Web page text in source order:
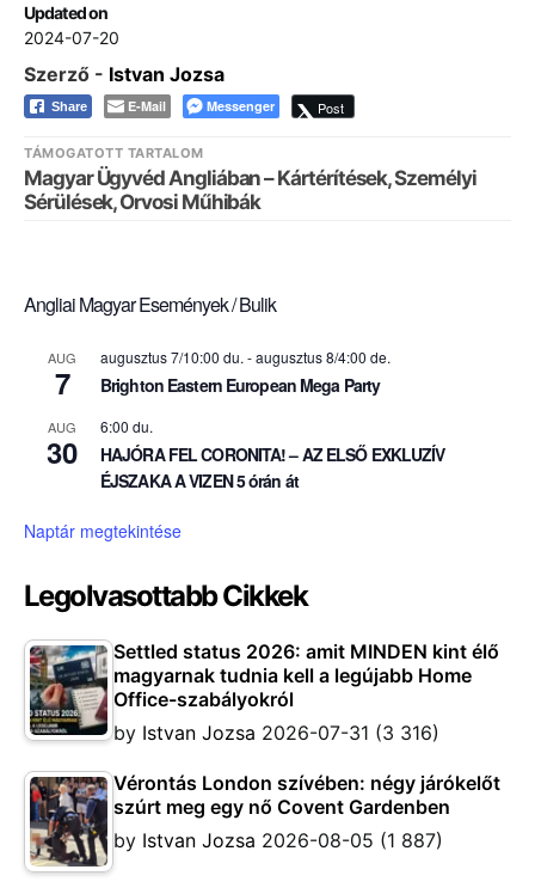
Updated on
2024-07-20
Szerző - Istvan Jozsa
Share E-Mail Messenger Post
TÁMOGATOTT TARTALOM
Magyar Ügyvéd Angliában – Kártérítések, Személyi
Sérülések, Orvosi Műhibák
Angliai Magyar Események / Bulik
AUG
7
augusztus 7/10:00 du. -augusztus 8/4:00 de.
Brighton Eastern European Mega Party
AUG
30
6:00 du.
HAJÓRA FEL CORONITA! – AZ ELSŐ EXKLUZÍV
ÉJSZAKA A VIZEN 5 órán át
Naptár megtekintése
Legolvasottabb Cikkek
Settled status 2026: amit MINDEN kint élő
magyarnak tudnia kell a legújabb Home
Office-szabályokról
by Istvan Jozsa 2026-07-31 (3 316)
Vérontás London szívében: négy járókelőt
szúrt meg egy nő Covent Gardenben
by Istvan Jozsa 2026-08-05 (1 887)